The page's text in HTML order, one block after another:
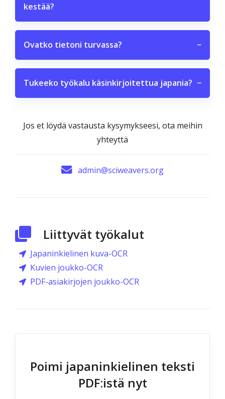
kestää?
Ovatko tietoni turvassa? −
Tukeeko työkalu käsinkirjoitettua japania? −
Jos et löydä vastausta kysymykseesi, ota meihin
yhteyttä
admin@sciweavers.org
Liittyvät työkalut
Japaninkielinen kuva-OCR
Kuvien joukko-OCR
PDF-asiakirjojen joukko-OCR
Poimi japaninkielinen teksti
PDF:istä nyt